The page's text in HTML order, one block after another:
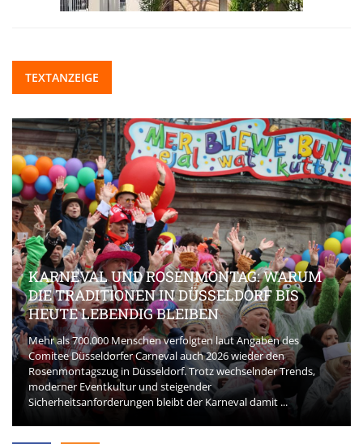
TEXTANZEIGE
KARNEVAL UND ROSENMONTAG: WARUM
DIE TRADITIONEN IN DÜSSELDORF BIS
HEUTE LEBENDIG BLEIBEN
Mehr als 700.000 Menschen verfolgten laut Angaben des
Comitee Düsseldorfer Carneval auch 2026 wieder den
Rosenmontagszug in Düsseldorf. Trotz wechselnder Trends,
moderner Eventkultur und steigender
Sicherheitsanforderungen bleibt der Karneval damit ...